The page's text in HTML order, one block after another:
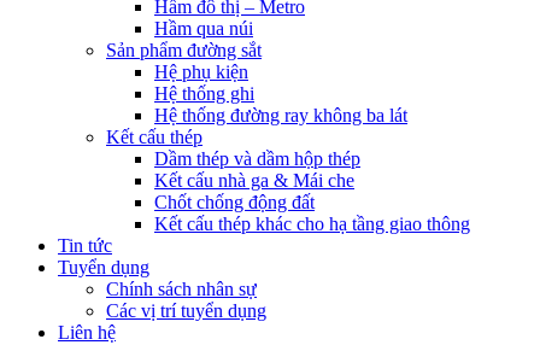
Hầm đô thị – Metro
Hầm qua núi
Sản phẩm đường sắt
Hệ phụ kiện
Hệ thống ghi
Hệ thống đường ray không ba lát
Kết cấu thép
Dầm thép và dầm hộp thép
Kết cấu nhà ga & Mái che
Chốt chống động đất
Kết cấu thép khác cho hạ tầng giao thông
Tin tức
Tuyển dụng
Chính sách nhân sự
Các vị trí tuyển dụng
Liên hệ